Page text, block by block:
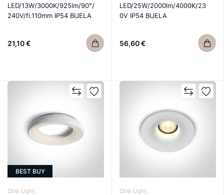
LED/13W/3000K/925lm/90°/
240V/fi.110mm IP54 BIJELA
21,10 €
LED/25W/2000lm/4000K/23
0V IP54 BIJELA
56,60 €
BEST BUY
One Light One Light